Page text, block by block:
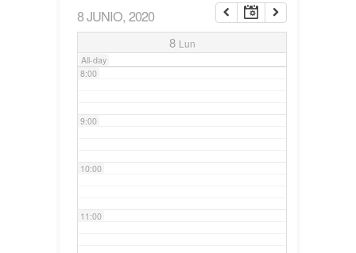
8 JUNIO, 2020
8 Lun
All-day
7:00
8:00
9:00
10:00
11:00